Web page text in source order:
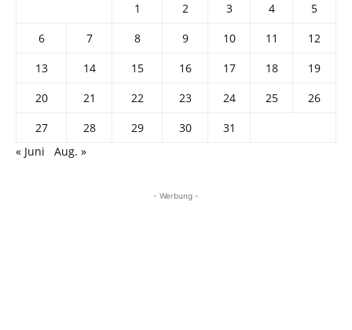
1 2 3 4
5
6
7 8 9 10 11
12
13
14 15 16 17 18
19
20
21 22 23 24 25
26
27
28 29 30
31
« Juni
Aug. »
- Werbung -